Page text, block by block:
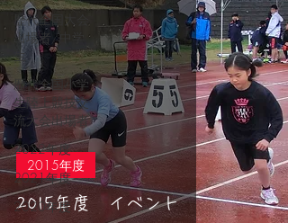
歴代全国大会
出場者/中学
生
歴代全国小学
生陸上競技交
流大会出場者
2022年度
2021年度
2020年度
2015年度 イベント
2015年度